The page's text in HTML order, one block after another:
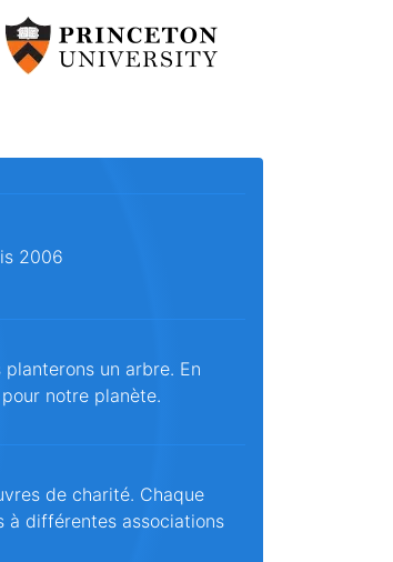
2006
un arbre. En
notre planète.
de charité. Chaque
à différentes associations